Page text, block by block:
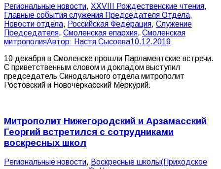
Pегиональные новости, XXVIII Рождественские чтения,
Главные события служения Председателя Отдела,
Новости отдела, Российская Федерация, Служение
Председателя, Смоленская епархия, Смоленская
митрополияАвтор: Настя Сысоева10.12.2019
10 декабря в Смоленске прошли Парламентские встречи.
С приветственным словом и докладом выступил
председатель Синодального отдела митрополит
Ростовский и Новочеркасский Меркурий.
Митрополит Нижегородский и Арзамасский
Георгий встретился с сотрудниками
воскресных школ
Pегиональные новости, Воскресные школы(Приходское